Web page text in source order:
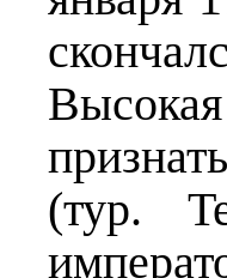
(тур.